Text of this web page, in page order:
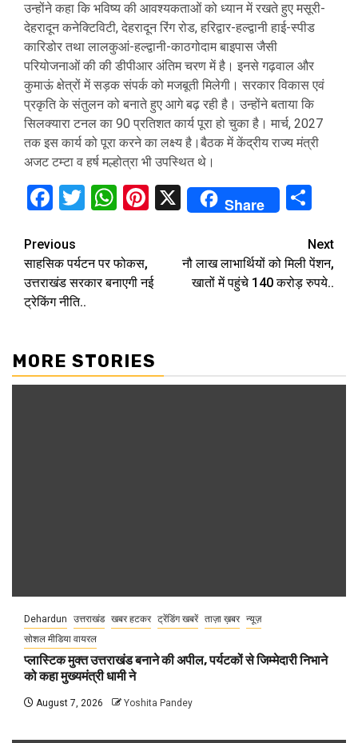
उन्होंने कहा कि भविष्य की आवश्यकताओं को ध्यान में रखते हुए मसूरी-
देहरादून कनेक्टिविटी, देहरादून रिंग रोड, हरिद्वार-हल्द्वानी हाई-स्पीड
कारिडोर तथा लालकुआं-हल्द्वानी-काठगोदाम बाइपास जैसी
परियोजनाओं की की डीपीआर अंतिम चरण में है। इनसे गढ़वाल और
कुमाऊं क्षेत्रों में सड़क संपर्क को मजबूती मिलेगी। सरकार विकास एवं
प्रकृति के संतुलन को बनाते हुए आगे बढ़ रही है। उन्होंने बताया कि
सिलक्यारा टनल का 90 प्रतिशत कार्य पूरा हो चुका है। मार्च, 2027
तक इस कार्य को पूरा करने का लक्ष्य है।बैठक में केंद्रीय राज्य मंत्री
अजट टम्टा व हर्ष मल्होत्रा भी उपस्थित थे।
Facebook
Twitter
WhatsApp
Pinterest
X Share
Continue
Reading
Previous
साहसिक पर्यटन पर फोकस,
उत्तराखंड सरकार बनाएगी नई
ट्रेकिंग नीति..
Next
नौ लाख लाभार्थियों को मिली पेंशन,
खातों में पहुंचे 140 करोड़ रुपये..
MORE STORIES
Dehardun उत्तराखंड खबर हटकर ट्रेंडिंग खबरें ताज़ा ख़बर न्यूज़
सोशल मीडिया वायरल
प्लास्टिक मुक्त उत्तराखंड बनाने की अपील, पर्यटकों से जिम्मेदारी निभाने
को कहा मुख्यमंत्री धामी ने
August 7, 2026 Yoshita Pandey